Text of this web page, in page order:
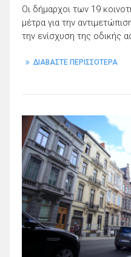
Οι δήμαρχοι των 19
μέτρα για την
την ενίσχυση της οδικής
ΔΙΑΒΑΣΤΕ ΠΕΡΙΣΣΟΤΕΡΑ